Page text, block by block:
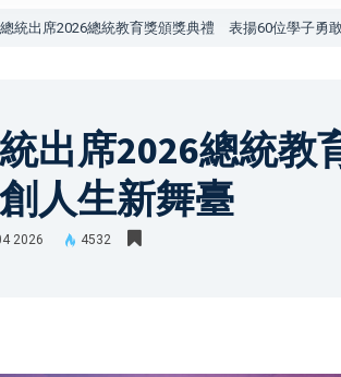
統出席2026總統教育獎頒獎典禮 表揚60位學子勇
出席2026總統
人生新舞臺
2026 4532